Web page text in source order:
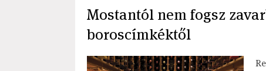
Mostantól nem fogsz
boroscímkéktől